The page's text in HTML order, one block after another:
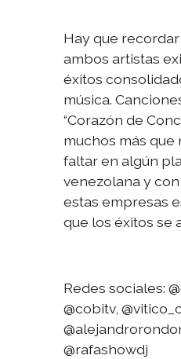
Hay que
ambos artistas
éxitos
música.
“Corazón de
muchos más que
faltar en algún
venezolana y
estas empresas
que los éxitos se
Redes sociales:
@cobitv,
@rafashowdj